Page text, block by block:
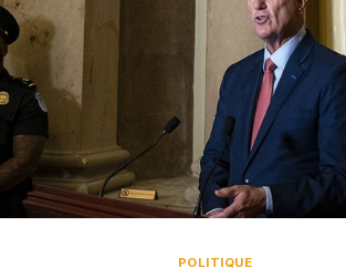
POLITIQUE